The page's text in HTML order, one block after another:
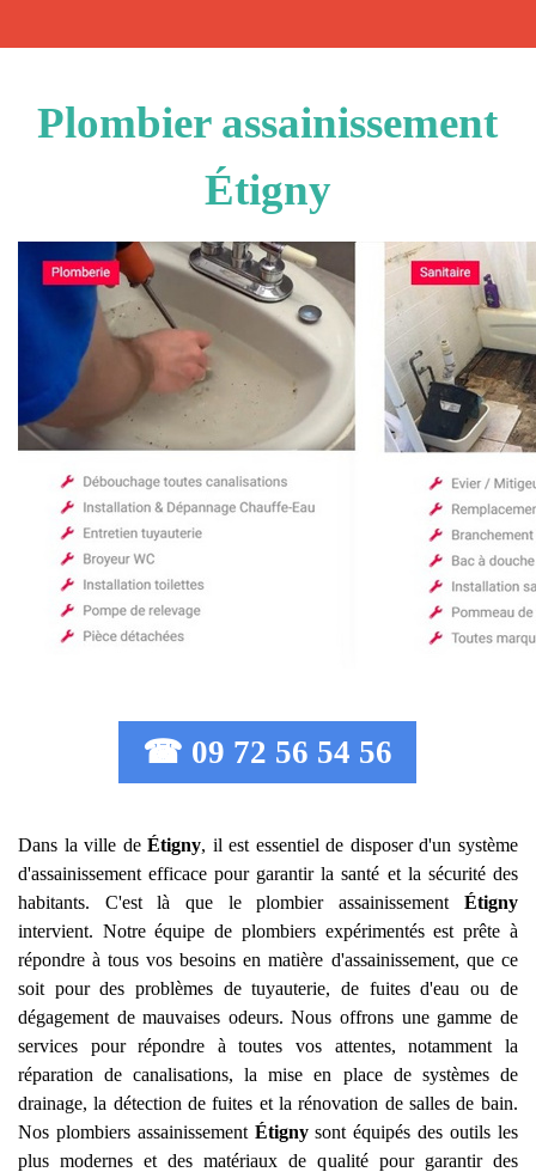
Plombier assainissement
Étigny
☎ 09 72 56 54 56
Dans la ville deÉtigny, il est essentiel de disposer d'un système
d'assainissement efficace pour garantir la santé et la sécurité des
habitants. C'est là que le plombier assainissement Étigny
intervient. Notre équipe de plombiers expérimentés est prête à
répondre à tous vos besoins en matière d'assainissement, que ce
soit pour des problèmes de tuyauterie, de fuites d'eau ou de
dégagement de mauvaises odeurs. Nous offrons une gamme de
services pour répondre à toutes vos attentes, notamment la
réparation de canalisations, la mise en place de systèmes de
drainage, la détection de fuites et la rénovation de salles de bain.
Nos plombiers assainissement Étignysont équipés des outils les
plus modernes et des matériaux de qualité pour garantir des